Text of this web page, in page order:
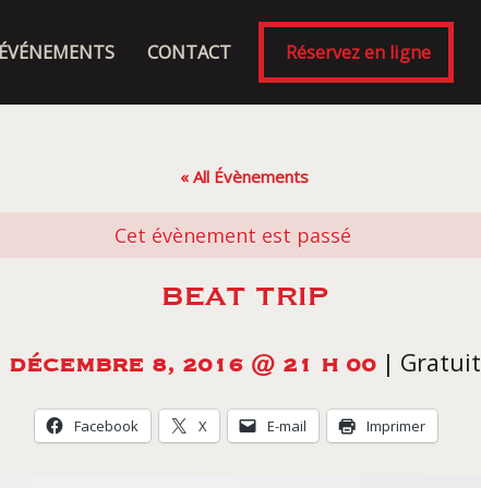
ÉVÉNEMENTS CONTACT Réservez en ligne
« All Évènements
Cet évènement est passé
BEAT TRIP
DÉCEMBRE 8, 2016 @ 21 H 00 | Gratuit
Facebook X E-mail Imprimer